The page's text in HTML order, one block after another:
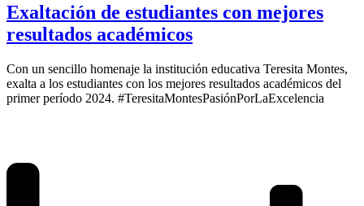
Exaltación de estudiantes con mejores
resultados académicos
Con un sencillo homenaje la institución educativa Teresita Montes,
exalta a los estudiantes con los mejores resultados académicos del
primer período 2024. #TeresitaMontesPasiónPorLaExcelencia